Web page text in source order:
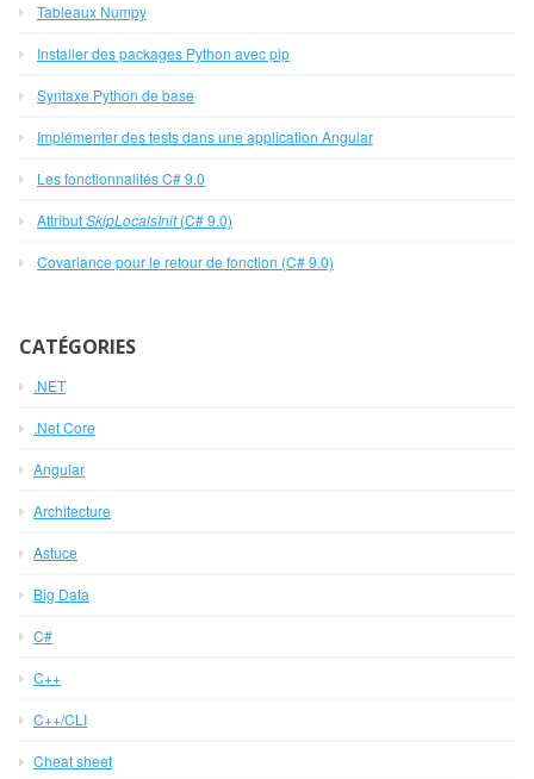
Tableaux Numpy
Installer des packages Python avec pip
Syntaxe Python de base
Implémenter des tests dans une application Angular
Les fonctionnalités C# 9.0
AttributSkipLocalsInit(C# 9.0)
Covariance pour le retour de fonction (C# 9.0)
CATÉGORIES
.NET
.Net Core
Angular
Architecture
Astuce
Big Data
C#
C++
C++/CLI
Cheat sheet